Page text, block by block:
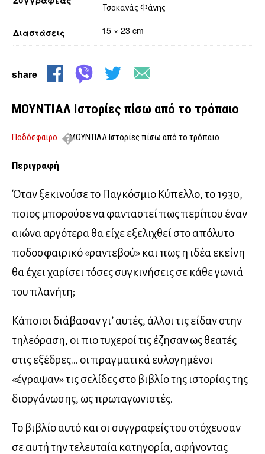
Διαστάσεις 15 × 23 cm
Τσοκανάς Φάνης
share
ΜΟΥΝΤΙΑΛ Ιστορίες πίσω από το τρόπαιο
Ποδόσφαιρο ΜΟΥΝΤΙΑΛ Ιστορίες πίσω από το τρόπαιο
Περιγραφή
Όταν ξεκινούσε το Παγκόσμιο Κύπελλο, το 1930,
ποιος μπορούσε να φανταστεί πως περίπου έναν
αιώνα αργότερα θα είχε εξελιχθεί στο απόλυτο
ποδοσφαιρικό «ραντεβού» και πως η ιδέα εκείνη
θα έχει χαρίσει τόσες συγκινήσεις σε κάθε γωνιά
του πλανήτη;
Κάποιοι διάβασαν γι’ αυτές, άλλοι τις είδαν στην
τηλεόραση, οι πιο τυχεροί τις έζησαν ως θεατές
στις εξέδρες… οι πραγματικά ευλογημένοι
«έγραψαν» τις σελίδες στο βιβλίο της ιστορίας της
διοργάνωσης, ως πρωταγωνιστές.
Το βιβλίο αυτό και οι συγγραφείς του στόχευσαν
σε αυτή την τελευταία κατηγορία, αφήνοντας